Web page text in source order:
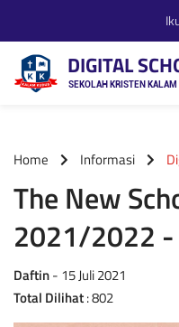
DIGITAL
SEKOLAH KRISTEN KALAM
Home Informasi
The New
2021/2022 -
Daftin- 15 Juli 2021
Total Dilihat: 802